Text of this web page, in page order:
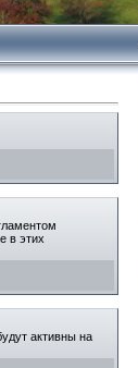
в этих
активны на